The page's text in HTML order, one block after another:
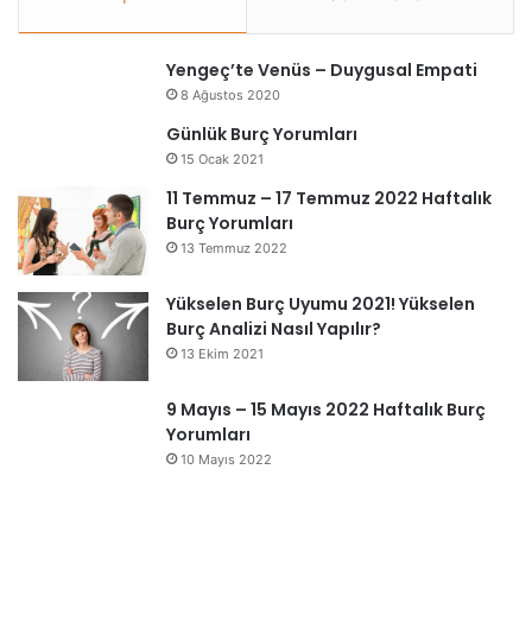
Yengeç’te Venüs – Duygusal Empati
8 Ağustos 2020
Günlük Burç Yorumları
15 Ocak 2021
11 Temmuz – 17 Temmuz 2022 Haftalık
Burç Yorumları
13 Temmuz 2022
Yükselen Burç Uyumu 2021! Yükselen
Burç Analizi Nasıl Yapılır?
13 Ekim 2021
9 Mayıs – 15 Mayıs 2022 Haftalık Burç
Yorumları
10 Mayıs 2022